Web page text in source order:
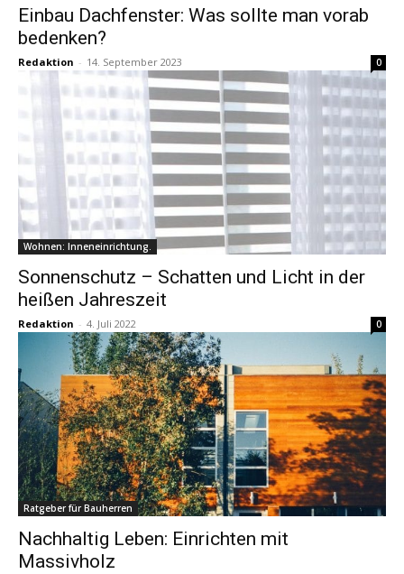
Einbau Dachfenster: Was sollte man vorab
bedenken?
Redaktion - 14. September 2023 0
Wohnen: Inneneinrichtung.
Sonnenschutz – Schatten und Licht in der
heißen Jahreszeit
Redaktion - 4. Juli 2022 0
Ratgeber für Bauherren
Nachhaltig Leben: Einrichten mit
Massivholz